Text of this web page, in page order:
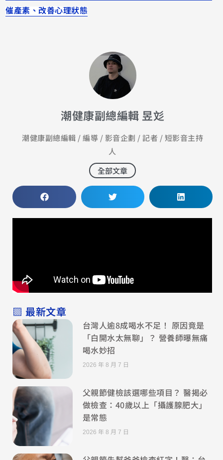
催產素、改善心理狀態
潮健康副總編輯 昱彣
潮健康副總編輯 / 編導 / 影音企劃 / 記者 / 短影音主持
人
全部文章
▧ 最新文章
台灣人逾8成喝水不足！ 原因竟是
「白開水太無聊」？ 營養師曝無痛
喝水妙招
2026 年 8 月 7 日
父親節健檢該選哪些項目？ 醫揭必
做檢查：40歲以上「攝護腺肥大」
是常態
2026 年 8 月 7 日